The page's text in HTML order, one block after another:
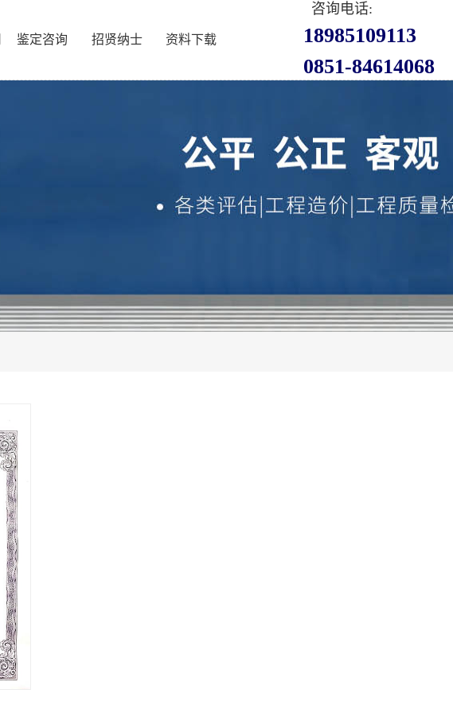
鉴定咨询 招贤纳士 资料下载
咨询电话:
18985109113
0851-84614068